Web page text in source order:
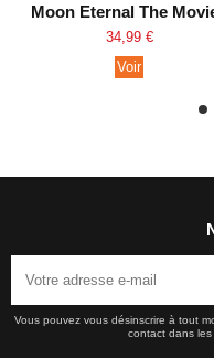
Moon Eternal The
Glitter&Glamours -
Sailor Uranus
34,99 €
Voir
Vous pouvez vous désinscrire à tout
contact dans les